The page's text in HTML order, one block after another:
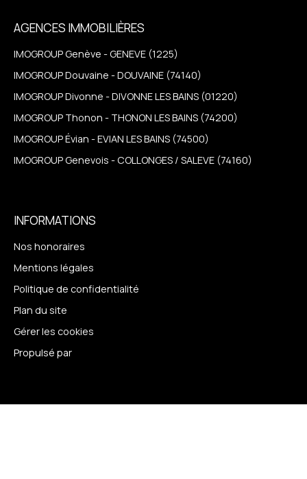
AGENCES IMMOBILIÈRES
IMOGROUP Genève - GENEVE (1225)
IMOGROUP Douvaine - DOUVAINE (74140)
IMOGROUP Divonne - DIVONNE LES BAINS (01220)
IMOGROUP Thonon - THONON LES BAINS (74200)
IMOGROUP Évian - EVIAN LES BAINS (74500)
IMOGROUP Genevois - COLLONGES / SALEVE (74160)
INFORMATIONS
Nos honoraires
Mentions légales
Politique de confidentialité
Plan du site
Gérer les cookies
Propulsé par